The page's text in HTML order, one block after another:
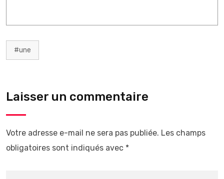
#une
Laisser un commentaire
Votre adresse e-mail ne sera pas publiée. Les champs
obligatoires sont indiqués avec *